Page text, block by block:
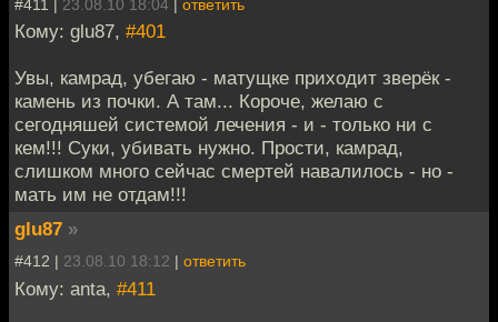
#411 | 23.08.10 18:04 ответить
Кому: glu87, #401
Увы, камрад, убегаю - матущке приходит зверёк -
камень из почки. А там... Короче, желаю с
сегодняшей системой лечения - и - только ни с
кем!!! Суки, убивать нужно. Прости, камрад,
слишком много сейчас смертей навалилось - но -
мать им не отдам!!!
glu87 »
#412 | 23.08.10 18:12 | ответить
Кому: anta, #411